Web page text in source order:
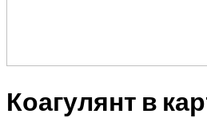
Коагулянт в